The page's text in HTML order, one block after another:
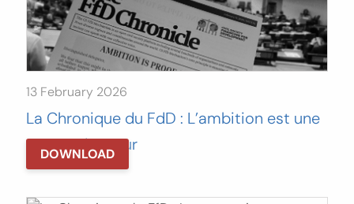
13 February 2026
La Chronique du FdD : L’ambition est une
preuve d’amour
DOWNLOAD